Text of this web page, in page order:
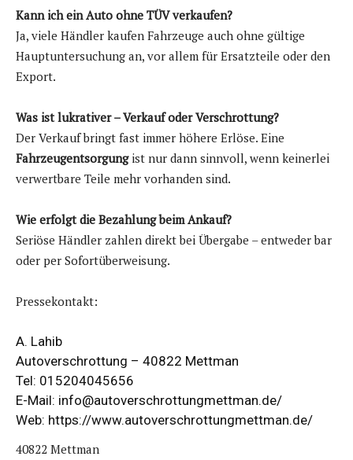
Kann ich ein Auto ohne TÜV verkaufen?
Ja, viele Händler kaufen Fahrzeuge auch ohne gültige
Hauptuntersuchung an, vor allem für Ersatzteile oder den
Export.
Was ist lukrativer – Verkauf oder Verschrottung?
Der Verkauf bringt fast immer höhere Erlöse. Eine
Fahrzeugentsorgungist nur dann sinnvoll, wenn keinerlei
verwertbare Teile mehr vorhanden sind.
Wie erfolgt die Bezahlung beim Ankauf?
Seriöse Händler zahlen direkt bei Übergabe – entweder bar
oder per Sofortüberweisung.
Pressekontakt:
A. Lahib
Autoverschrottung – 40822 Mettman
Tel: 015204045656
E-Mail: info@autoverschrottungmettman.de/
Web: https://www.autoverschrottungmettman.de/
40822 Mettman